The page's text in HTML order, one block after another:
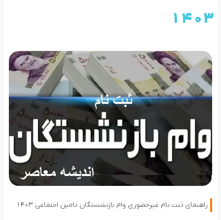
۱۴۰۳
راهنمای ثبت نام غیرحضوری وام بازنشستگان تامین اجتماعی ۱۴۰۳